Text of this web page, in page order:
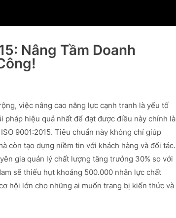
Nâng Tầm Doanh
việc nâng cao năng lực cạnh tranh là yếu tố
hiệu quả nhất để đạt được điều này chính là
9001:2015. Tiêu chuẩn này không chỉ giúp
còn tạo dựng niềm tin với khách hàng và đối tác.
gia quản lý chất lượng tăng trưởng 30% so với
sẽ thiếu hụt khoảng 500.000 nhân lực chất
hội lớn cho những ai muốn trang bị kiến thức và